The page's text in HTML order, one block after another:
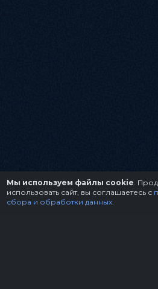
Мы используем файлы cookie .
использовать сайт, вы соглашаетесь с
сбора и обработки данных